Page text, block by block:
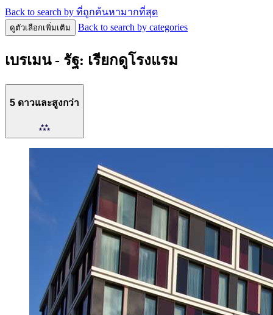
Back to search by ที่ถูกค้นหามากที่สุด
ดูตัวเลือกเพิ่มเติม Back to search by categories
เบรเมน - รัฐ: เรียกดูโรงแรม
5 ดาวและสูงกว่า